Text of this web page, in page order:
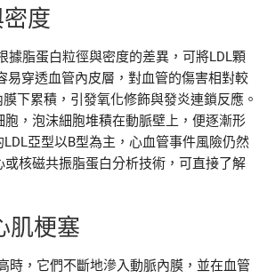
度
脂蛋白粒徑與密度的差異，可將LDL顆
穿透血管內皮層，對血管的傷害相對較
下累積，引發氧化修飾與發炎連鎖反應。
，泡沫細胞堆積在動脈壁上，便逐漸形
亞型以B型為主，心血管事件風險仍然
核磁共振脂蛋白分析技術，可直接了解
肌梗塞
時，它們不斷地滲入動脈內膜，並在血管